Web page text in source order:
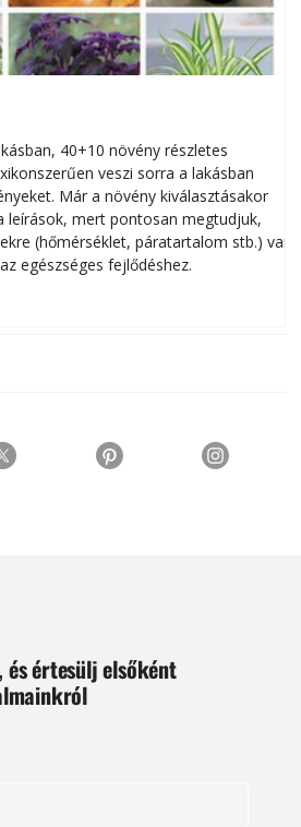
40+10 növény részletes
veszi sorra a lakásban
Már a növény kiválasztásakor
leírások, mert pontosan megtudjuk,
(hőmérséklet, páratartalom stb.) van
egészséges fejlődéshez.
és értesülj elsőként